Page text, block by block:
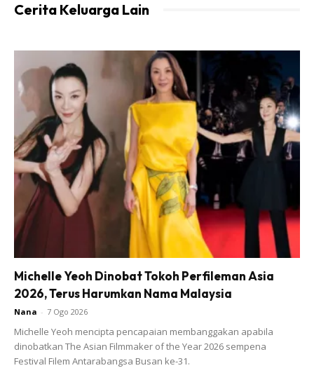
Ads
Cara buat :
Cerita Keluarga Lain
Michelle Yeoh Dinobat Tokoh Perfileman Asia
2026, Terus Harumkan Nama Malaysia
Nana - 7 Ogo 2026
Michelle Yeoh mencipta pencapaian membanggakan apabila
dinobatkan The Asian Filmmaker of the Year 2026 sempena
Festival Filem Antarabangsa Busan ke-31.